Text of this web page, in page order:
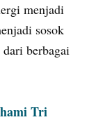
menjadi
sosok
berbagai
Tri